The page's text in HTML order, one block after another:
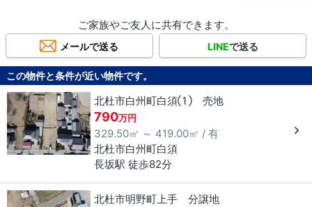
ご家族やご友人に共有できます。
メールで送る LINEで送る
この物件と条件が近い物件です。
北杜市白州町白須① 売地
790万円
329.50㎡ ～ 419.00㎡ / 有
北杜市白州町白須
長坂駅 徒歩82分
北杜市明野町上手 分譲地